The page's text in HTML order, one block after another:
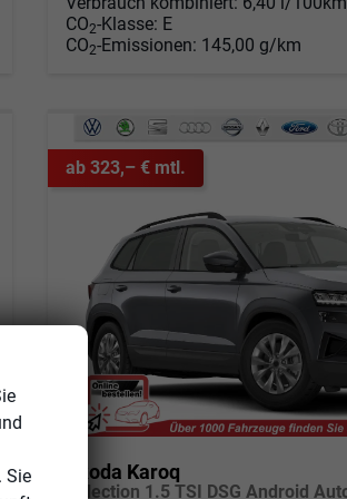
CO2-Klasse: E
CO2-Emissionen: 145,00 g/km
ab 323,– € mtl.
Skoda Karoq
Sie